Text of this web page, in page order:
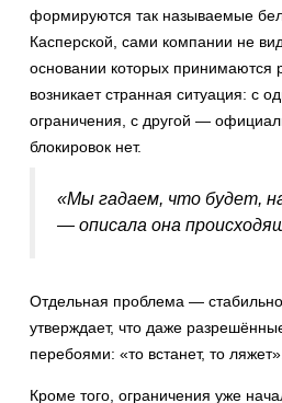
формируются так называемые
Касперской, сами компании не
основании которых принимаются
возникает странная ситуация: с
ограничения, с другой —
блокировок нет.
«Мы гадаем, что будет,
— описала она
Отдельная проблема —
утверждает, что даже
перебоями: «то встанет, то ляжет».
Кроме того, ограничения уже